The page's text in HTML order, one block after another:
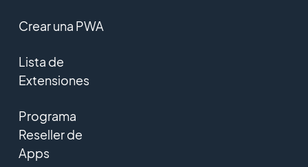
Crear una PWA
Lista de
Extensiones
Programa
Reseller de
Apps